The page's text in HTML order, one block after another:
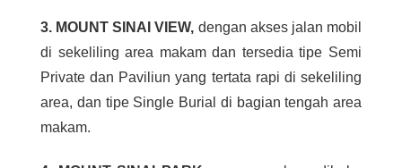
3. MOUNT SINAI VIEW, dengan akses jalan mobil
di sekeliling area makam dan tersedia tipe Semi
Private dan Paviliun yang tertata rapi di sekeliling
area, dan tipe Single Burial di bagian tengah area
makam.